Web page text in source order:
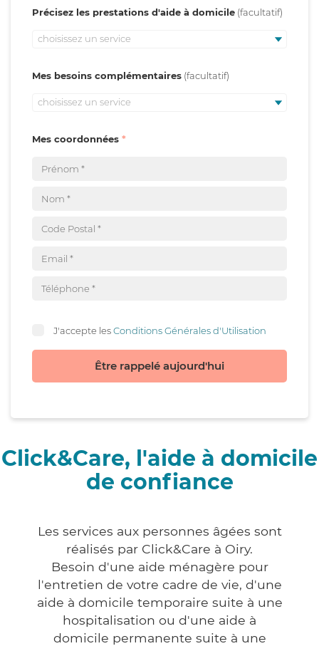
Précisez les prestations d'aide à domicile
choisissez un service
Mes besoins complémentaires
choisissez un service
Mes coordonnées
J'accepte lesConditions Générales d'Utilisation
Être rappelé aujourd'hui
Click&Care, l'aide à domicile
de confiance
Les services aux personnes âgées sont
réalisés par Click&Care à Oiry.
Besoin d'une aide ménagère pour
l'entretien de votre cadre de vie, d'une
aide à domicile temporaire suite à une
hospitalisation ou d'une aide à
domicile permanente suite à une